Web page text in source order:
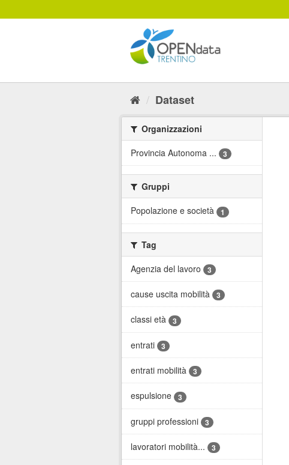
al
Dataset
Organizzazioni
Provincia Autonoma ...
3
Gruppi
Popolazione e società
1
Tag
Agenzia del lavoro
3
cause uscita mobilità 3
classi età 3
entrati 3
entrati mobilità 3
espulsione 3
gruppi professioni 3
lavoratori mobilità... 3